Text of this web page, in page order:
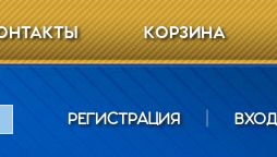
КОРЗИНА
РЕГИСТРАЦИЯ ВХОД